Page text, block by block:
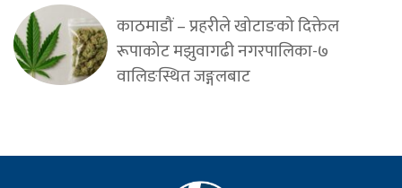
काठमाडौं – प्रहरीले खोटाङको दिक्तेल
रूपाकोट मझुवागढी नगरपालिका-७
वालिङस्थित जङ्गलबाट